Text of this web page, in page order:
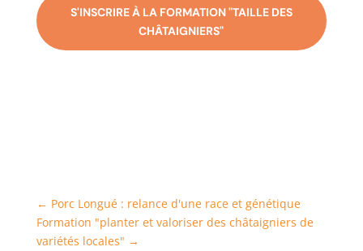
S'INSCRIRE À LA FORMATION "TAILLE DES
CHÂTAIGNIERS"
← Porc Longué : relance d'une race et génétique
Formation "planter et valoriser des châtaigniers de
variétés locales" →